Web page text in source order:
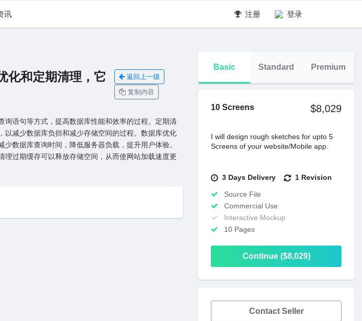
讯 注册 登录
化和定期清理，它
返回上一级
复制内容
询语句等⽅式，提⾼数据库性能和效率的过程。定期清
以减少数据库负担和减少存储空间的过程。数据库优化
数据库查询时间，降低服务器负载，提升⽤户体验。
过期缓存可以释放存储空间，从⽽使⽹站加载速度更
Basic Standard Premium
10 Screens $8,029
I will design rough sketches for upto 5
Screens of your website/Mobile app.
3 Days Delivery 1 Revision
Source File
Commercial Use
Interactive Mockup
10 Pages
Continue ($8,029)
Contact Seller